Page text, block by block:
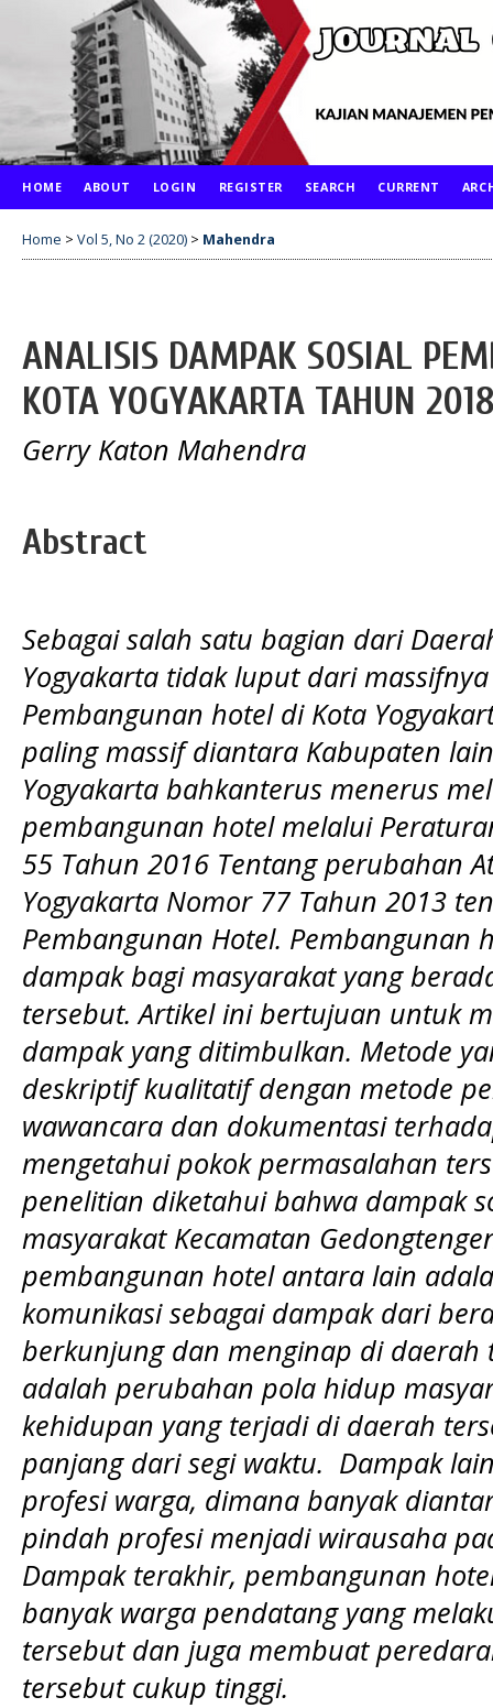
HOME ABOUT LOGIN REGISTER SEARCH CURRENT
Home > Vol 5, No 2 (2020) > Mahendra
ANALISIS DAMPAK SOSIAL
KOTA YOGYAKARTA TAHUN 2018
Gerry Katon Mahendra
Abstract
Sebagai salah satu bagian dari
Yogyakarta tidak luput dari
Pembangunan hotel di Kota
paling massif diantara Kabupaten
Yogyakarta bahkanterus menerus
pembangunan hotel melalui
55 Tahun 2016 Tentang perubahan
Yogyakarta Nomor 77 Tahun 2013
Pembangunan Hotel. Pembangunan
dampak bagi masyarakat yang
tersebut. Artikel ini bertujuan untuk
dampak yang ditimbulkan. Metode
deskriptif kualitatif dengan metode
wawancara dan dokumentasi
mengetahui pokok permasalahan
penelitian diketahui bahwa dampak
masyarakat Kecamatan
pembangunan hotel antara lain
komunikasi sebagai dampak dari
berkunjung dan menginap di daerah
adalah perubahan pola hidup
kehidupan yang terjadi di daerah
panjang dari segi waktu. Dampak
profesi warga, dimana banyak
pindah profesi menjadi wirausaha
Dampak terakhir, pembangunan
banyak warga pendatang yang
tersebut dan juga membuat
tersebut cukup tinggi.